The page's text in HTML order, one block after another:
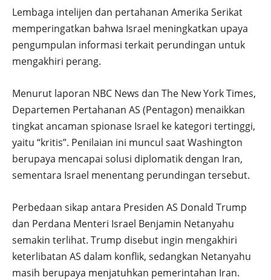
Lembaga intelijen dan pertahanan Amerika Serikat
memperingatkan bahwa Israel meningkatkan upaya
pengumpulan informasi terkait perundingan untuk
mengakhiri perang.
Menurut laporan NBC News dan The New York Times,
Departemen Pertahanan AS (Pentagon) menaikkan
tingkat ancaman spionase Israel ke kategori tertinggi,
yaitu “kritis”. Penilaian ini muncul saat Washington
berupaya mencapai solusi diplomatik dengan Iran,
sementara Israel menentang perundingan tersebut.
Perbedaan sikap antara Presiden AS Donald Trump
dan Perdana Menteri Israel Benjamin Netanyahu
semakin terlihat. Trump disebut ingin mengakhiri
keterlibatan AS dalam konflik, sedangkan Netanyahu
masih berupaya menjatuhkan pemerintahan Iran.